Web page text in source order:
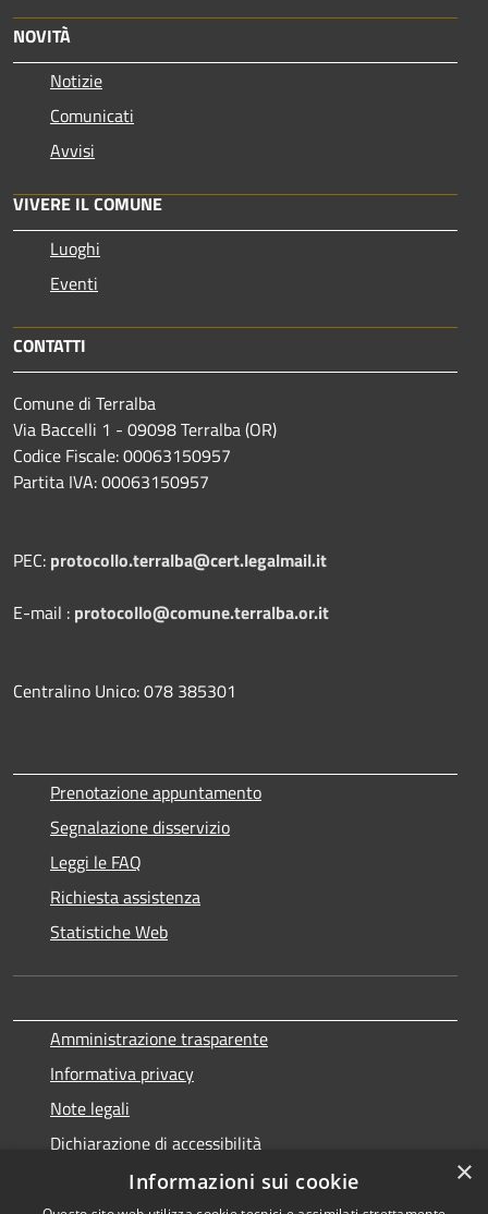
NOVITÀ
Notizie
Comunicati
Avvisi
VIVERE IL COMUNE
Luoghi
Eventi
CONTATTI
Comune di Terralba
Via Baccelli 1 - 09098 Terralba (OR)
Codice Fiscale: 00063150957
Partita IVA: 00063150957
PEC: protocollo.terralba@cert.legalmail.it
E-mail : protocollo@comune.terralba.or.it
Centralino Unico: 078 385301
Prenotazione appuntamento
Segnalazione disservizio
Leggi le FAQ
Richiesta assistenza
Statistiche Web
Amministrazione trasparente
Informativa privacy
Note legali
Dichiarazione di accessibilità
×
Informazioni sui cookie